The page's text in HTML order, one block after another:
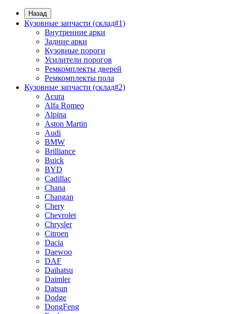
Назад
Кузовные запчасти (склад#1)
Внутренние арки
Задние арки
Кузовные пороги
Усилители порогов
Ремкомплекты дверей
Ремкомплекты пола
Кузовные запчасти (склад#2)
Acura
Alfa Romeo
Alpina
Aston Martin
Audi
BMW
Brilliance
Buick
BYD
Cadillac
Chana
Changan
Chery
Chevrolet
Chrysler
Citroen
Dacia
Daewoo
DAF
Daihatsu
Daimler
Datsun
Dodge
DongFeng